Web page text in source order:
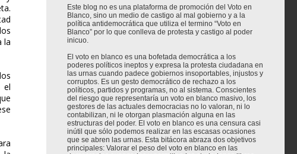
la
el
Este blog no es una plataforma de promoción del Voto en
Blanco, sino un medio de castigo al mal gobierno y a la
política antidemocrática que utiliza el termino “Voto en
Blanco” por lo que conlleva de protesta y castigo al poder
inicuo.
El voto en blanco es una bofetada democrática a los
poderes políticos ineptos y expresa la protesta ciudadana en
las urnas cuando padece gobiernos insoportables, injustos y
corruptos. Es un gesto democrático de rechazo a los
políticos, partidos y programas, no al sistema. Conscientes
del riesgo que representaría un voto en blanco masivo, los
gestores de las actuales democracias no lo valoran, ni lo
contabilizan, ni le otorgan plasmación alguna en las
estructuras del poder. El voto en blanco es una censura casi
inútil que sólo podemos realizar en las escasas ocasiones
que se abren las urnas. Esta bitácora abraza dos objetivos
principales: Valorar el peso del voto en blanco en las